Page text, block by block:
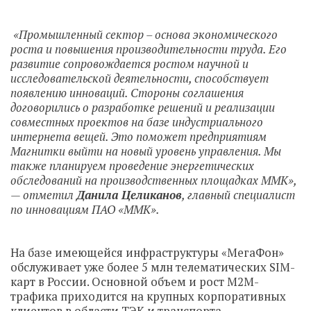
«Промышленный сектор – основа экономического
роста и повышения производительности труда. Его
развитие сопровождается ростом научной и
исследовательской деятельности, способствует
появлению инноваций. Стороны соглашения
договорились о разработке решений и реализации
совместных проектов на базе индустриального
интернета вещей. Это поможет предприятиям
Магнитки выйти на новый уровень управления. Мы
также планируем проведение энергетических
обследований на производственных площадках ММК»,
— отметилДанила Целиканов, главный специалист
по инновациям ПАО «ММК».
На базе имеющейся инфраструктуры «МегаФон»
обслуживает уже более 5 млн телематических SIM-
карт в России. Основной объем и рост M2M-
трафика приходится на крупных корпоративных